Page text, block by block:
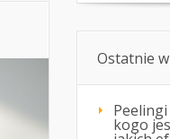
Ostatnie
kogo